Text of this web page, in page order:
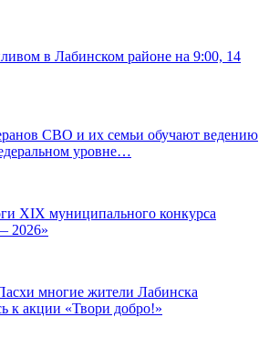
в Лабинском районе на 9:00, 14
СВО и их семьи обучают ведению
уровне…
XIX муниципального конкурса
2026»
многие жители Лабинска
к акции «Твори добро!»